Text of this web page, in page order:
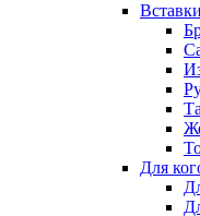
Вставки
Для